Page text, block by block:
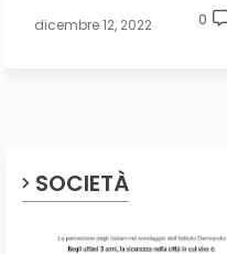
dicembre 12, 2022 0
SOCIETÀ